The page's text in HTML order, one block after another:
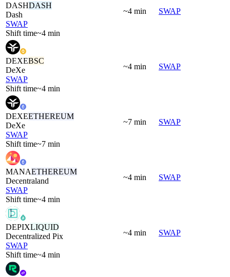
DASHDASH
Dash
SWAP
Shift time~4 min
~4 min SWAP
DEXEBSC
DeXe
SWAP
Shift time~4 min
~4 min SWAP
DEXEETHEREUM
DeXe
SWAP
Shift time~7 min
~7 min SWAP
MANAETHEREUM
Decentraland
SWAP
Shift time~4 min
~4 min SWAP
DEPIXLIQUID
Decentralized Pix
SWAP
Shift time~4 min
~4 min SWAP